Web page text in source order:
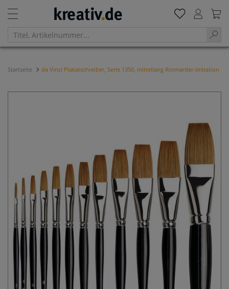
Startseite da Vinci Plakatschreiber, Serie 1350, mittellang Rotmarder-Imitation